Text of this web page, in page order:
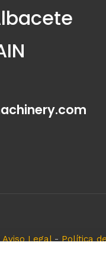
Aviso Legal-Política
son de